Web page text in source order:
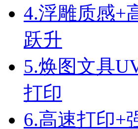
4.浮雕质感+
跃升
5.焕图文具
打印
6.高速打印+